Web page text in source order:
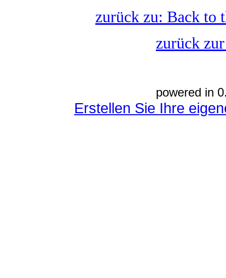
zurück zu: Back to
zurück
powered in
Erstellen Sie Ihre